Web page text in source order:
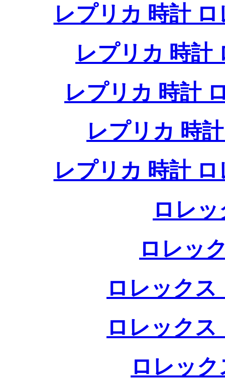
レプリカ 時計
レプリカ 時計
レプリカ 時計
レプリカ 時
レプリカ 時計
ロレ
ロレッ
ロレックス
ロレックス
ロレッ